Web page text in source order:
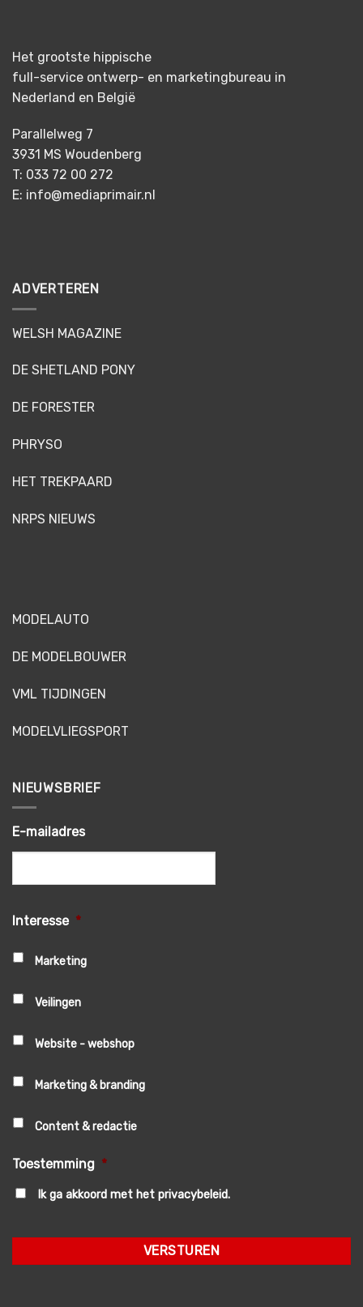
Het grootste hippische
full-service ontwerp- en marketingbureau in
Nederland en België
Parallelweg 7
3931 MS Woudenberg
T: 033 72 00 272
E: info@mediaprimair.nl
ADVERTEREN
WELSH MAGAZINE
DE SHETLAND PONY
DE FORESTER
PHRYSO
HET TREKPAARD
NRPS NIEUWS
MODELAUTO
DE MODELBOUWER
VML TIJDINGEN
MODELVLIEGSPORT
NIEUWSBRIEF
E-mailadres
Interesse *
Marketing
Veilingen
Website - webshop
Marketing & branding
Content & redactie
Toestemming *
Ik ga akkoord met het privacybeleid.